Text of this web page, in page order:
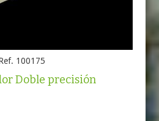
100175
Doble precisión